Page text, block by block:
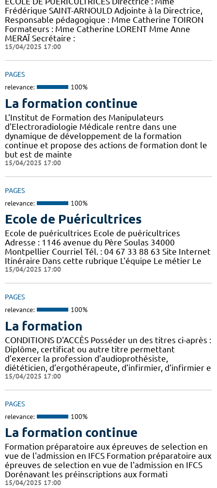
Frédérique SAINT-ARNOULD Adjointe à la Directrice,
Responsable pédagogique : Mme Catherine TOIRON
Formateurs : Mme Catherine LORENT Mme Anne
MERAÏ Secrétaire :
15/04/2025 17:00
PAGES
relevance: 100%
La formation continue
L'Institut de Formation des Manipulateurs
d'Electroradiologie Médicale rentre dans une
dynamique de développement de la formation
continue et propose des actions de formation dont le
but est de mainte
15/04/2025 17:00
PAGES
relevance: 100%
Ecole de Puéricultrices
Ecole de puéricultrices Ecole de puéricultrices
Adresse : 1146 avenue du Père Soulas 34000
Montpellier Courriel Tél. : 04 67 33 88 63 Site Internet
Itinéraire Dans cette rubrique L'équipe Le métier Le
15/04/2025 17:00
PAGES
relevance: 100%
La formation
CONDITIONS D'ACCÈS Posséder un des titres ci-après :
Diplôme, certificat ou autre titre permettant
d’exercer la profession d’audioprothésiste,
diététicien, d’ergothérapeute, d’infirmier, d’infirmier e
15/04/2025 17:00
PAGES
relevance: 100%
La formation continue
Formation préparatoire aux épreuves de selection en
vue de l'admission en IFCS Formation préparatoire aux
épreuves de selection en vue de l'admission en IFCS
Dorénavant les préinscriptions aux formati
15/04/2025 17:00